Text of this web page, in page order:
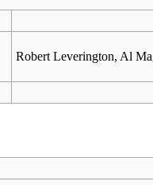
Robert Leverington, Al